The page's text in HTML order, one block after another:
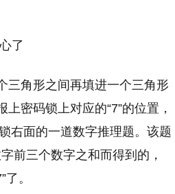
三角形之间再填进一个三角形
密码锁上对应的“7”的位置，
右面的一道数字推理题。该题
前三个数字之和而得到的，
。